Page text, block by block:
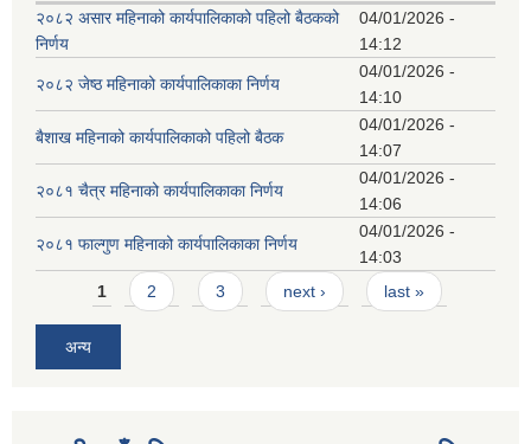
२०८२ असार महिनाको कार्यपालिकाको पहिलो बैठकको
निर्णय
04/01/2026 -
14:12
२०८२ जेष्ठ महिनाको कार्यपालिकाका निर्णय
04/01/2026 -
14:10
बैशाख महिनाको कार्यपालिकाको पहिलो बैठक
04/01/2026 -
14:07
२०८१ चैत्र महिनाको कार्यपालिकाका निर्णय
04/01/2026 -
14:06
२०८१ फाल्गुण महिनाको कार्यपालिकाका निर्णय
04/01/2026 -
14:03
Pages
1 2 3 next › last »
अन्य